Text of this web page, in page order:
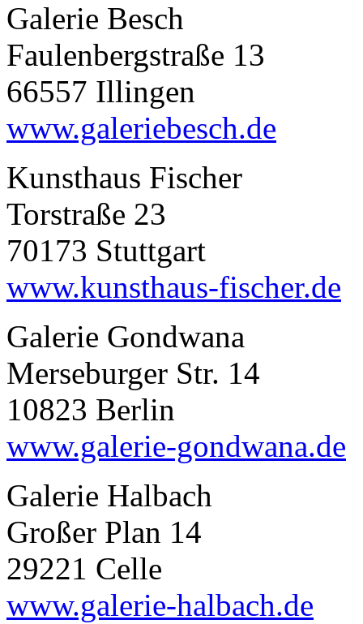
Galerie Besch
Faulenbergstraße 13
66557 Illingen
www.galeriebesch.de
Kunsthaus Fischer
Torstraße 23
70173 Stuttgart
www.kunsthaus-fischer.de
Galerie Gondwana
Merseburger Str. 14
10823 Berlin
www.galerie-gondwana.de
Galerie Halbach
Großer Plan 14
29221 Celle
www.galerie-halbach.de